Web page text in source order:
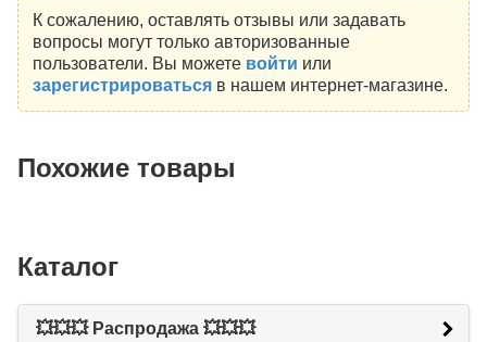
К сожалению, оставлять отзывы или задавать
вопросы могут только авторизованные
пользователи. Вы можете войти или
зарегистрироватьсяв нашем интернет-магазине.
Похожие товары
Каталог
💥💥💥 Распродажа 💥💥💥